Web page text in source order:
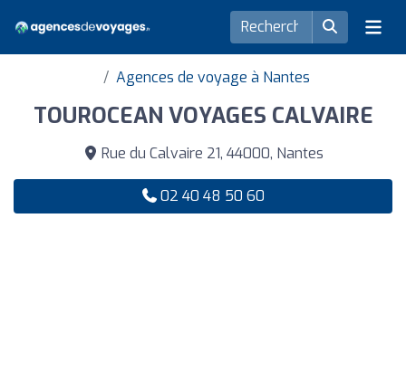
Agences de voyage à Nantes
TOUROCEAN VOYAGES CALVAIRE
Rue du Calvaire 21, 44000, Nantes
02 40 48 50 60